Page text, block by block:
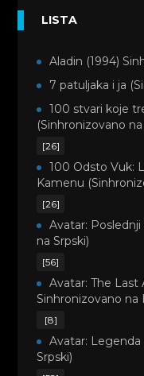
LISTA
Aladin (1994)
7 patuljaka i ja
100 stvari koje
(Sinhronizovano na
[26]
100 Odsto Vuk:
Kamenu
[26]
Avatar:
na Srpski)
[56]
Avatar: The Last
Sinhronizovano na
[8]
Avatar: Legenda
Srpski)